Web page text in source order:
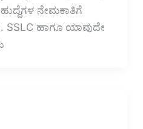
ನೇಮಕಾತಿಗೆ
ಹಾಗೂ ಯಾವುದೇ